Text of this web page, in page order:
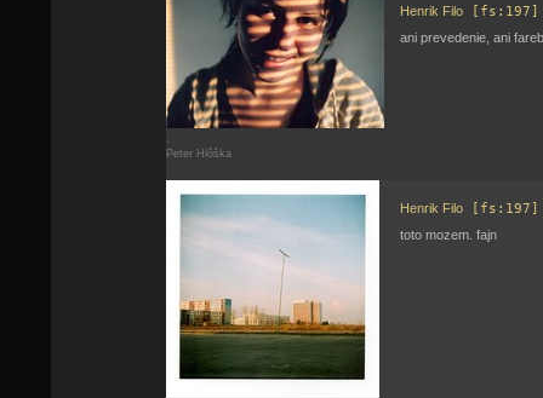
.
Peter Hlôška
Henrik Filo [fs:197]
ani prevedenie, ani
Henrik Filo [fs:197]
toto mozem. fajn